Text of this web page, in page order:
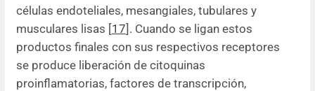
células endoteliales, mesangiales, tubulares y
musculares lisas [17]. Cuando se ligan estos
productos finales con sus respectivos receptores
se produce liberación de citoquinas
proinflamatorias, factores de transcripción,